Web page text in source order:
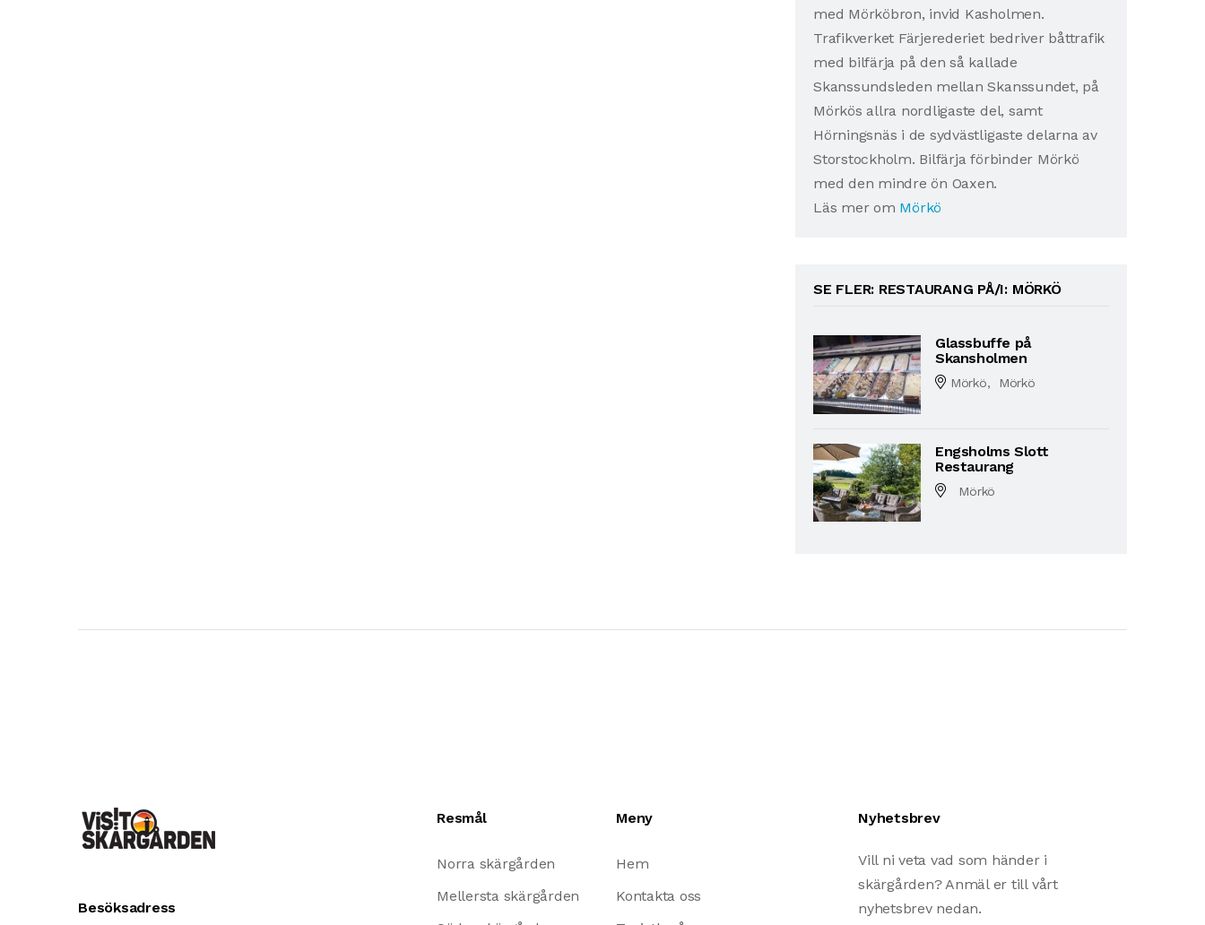
med Mörköbron, invid Kasholmen.
Trafikverket Färjerederiet bedriver båttrafik
med bilfärja på den så kallade
Skanssundsleden mellan Skanssundet, på
Mörkös allra nordligaste del, samt
Hörningsnäs i de sydvästligaste delarna av
Storstockholm. Bilfärja förbinder Mörkö
med den mindre ön Oaxen.
Läs mer om Mörkö
SE FLER: RESTAURANG PÅ/I: MÖRKÖ
Glassbuffe på
Skansholmen
Mörkö, Mörkö
Engsholms Slott
Restaurang
Mörkö
Besöksadress
Resmål
Norra skärgården
Mellersta skärgården
Meny
Hem
Kontakta oss
Nyhetsbrev
Vill ni veta vad som händer i
skärgården? Anmäl er till vårt
nyhetsbrev nedan.